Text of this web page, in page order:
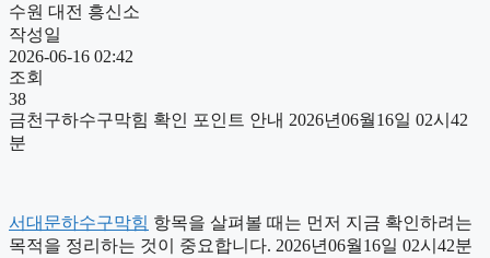
수원 대전 흥신소
작성일
2026-06-16 02:42
조회
38
금천구하수구막힘 확인 포인트 안내 2026년06월16일 02시42
분
서대문하수구막힘 항목을 살펴볼 때는 먼저 지금 확인하려는
목적을 정리하는 것이 중요합니다. 2026년06월16일 02시42분